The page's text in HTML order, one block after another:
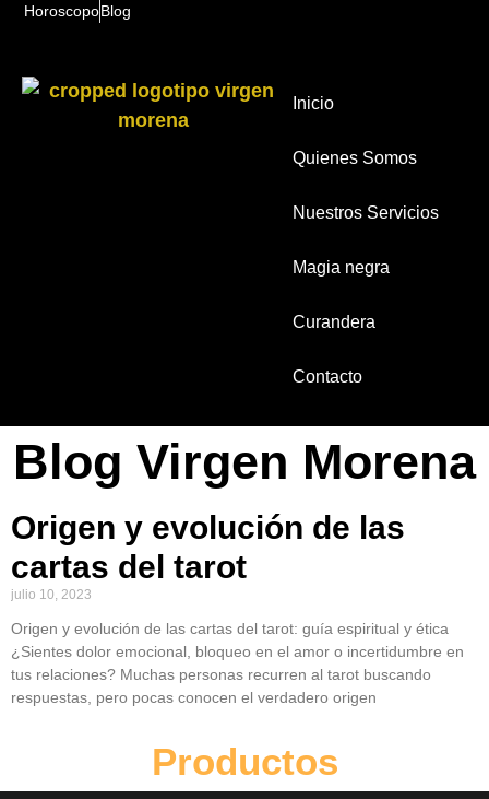
HoroscopoBlog
Inicio
Quienes Somos
Nuestros Servicios
Magia negra
Curandera
Contacto
Blog Virgen Morena
Origen y evolución de las
cartas del tarot
julio 10, 2023
Origen y evolución de las cartas del tarot: guía espiritual y ética
¿Sientes dolor emocional, bloqueo en el amor o incertidumbre en
tus relaciones? Muchas personas recurren al tarot buscando
respuestas, pero pocas conocen el verdadero origen
Productos